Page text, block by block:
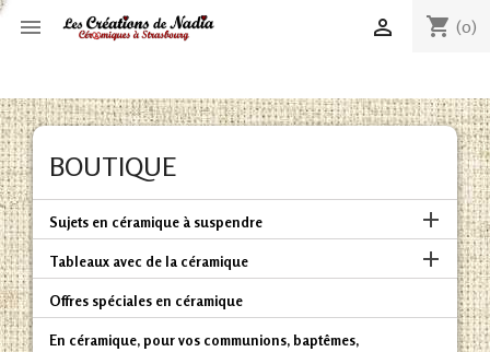
 shopping_cart (0)

BOUTIQUE
Sujets en céramique à suspendre 
Tableaux avec de la céramique 
Offres spéciales en céramique
En céramique, pour vos communions, baptêmes,